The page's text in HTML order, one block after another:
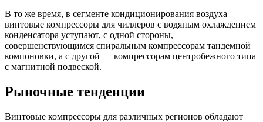
В то же время, в сегменте кондиционирования воздуха
винтовые компрессоры для чиллеров с водяным охлаждением
конденсатора уступают, с одной стороны,
совершенствующимся спиральным компрессорам тандемной
компоновки, а с другой — компрессорам центробежного типа
с магнитной подвеской.
Рыночные тенденции
Винтовые компрессоры для различных регионов обладают